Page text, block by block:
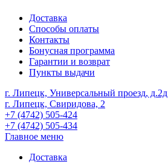
Доставка
Способы оплаты
Контакты
Бонусная программа
Гарантии и возврат
Пункты выдачи
г. Липецк, Универсальный проезд, д.2д
г. Липецк, Свиридова, 2
+7 (4742) 505-424
+7 (4742) 505-434
Главное меню
Доставка